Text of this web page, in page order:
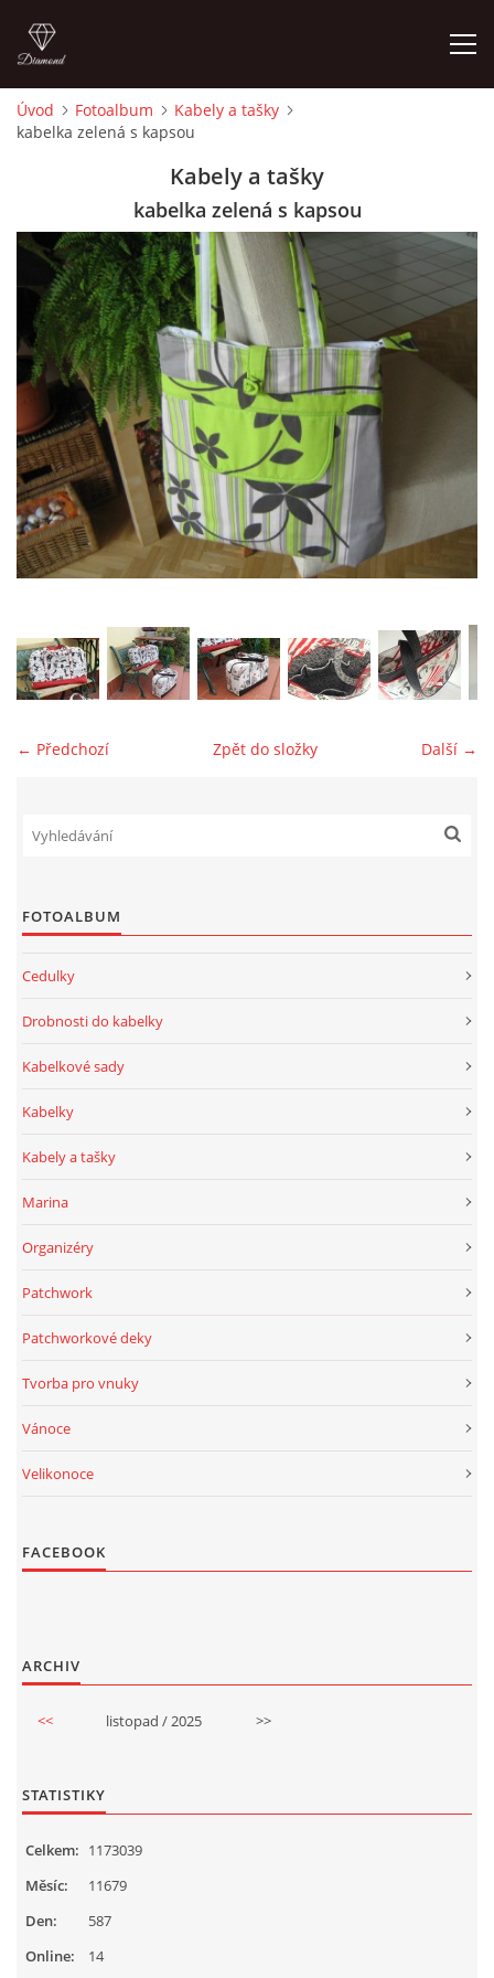
ÚVOD
CEDULKY
MOJE POSLEDNÍ PRÁCE
jk-laguna@seznam.cz
Úvod Fotoalbum
Kabely a tašky
kabelka zelená s kapsou
Kabely a tašky
kabelka zelená s kapsou
← Předchozí Další →
Zpět do složky
FOTOALBUM
Cedulky
Drobnosti do kabelky
Kabelkové sady
Kabelky
Kabely a tašky
Marina
Organizéry
Patchwork
Patchworkové deky
Tvorba pro vnuky
Vánoce
Velikonoce
FACEBOOK
ARCHIV
<< listopad / 2025 >>
STATISTIKY
Online: 14
Celkem: 1173039
Měsíc:
11679
Den:
587